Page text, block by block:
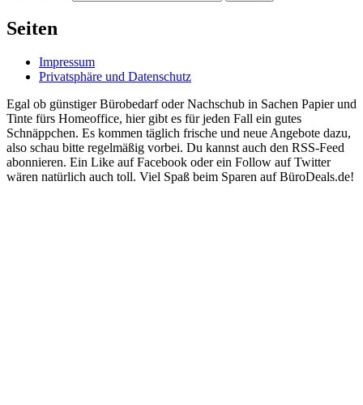
Seiten
Impressum
Privatsphäre und Datenschutz
Egal ob günstiger Bürobedarf oder Nachschub in Sachen Papier und
Tinte fürs Homeoffice, hier gibt es für jeden Fall ein gutes
Schnäppchen. Es kommen täglich frische und neue Angebote dazu,
also schau bitte regelmäßig vorbei. Du kannst auch den RSS-Feed
abonnieren. Ein Like auf Facebook oder ein Follow auf Twitter
wären natürlich auch toll. Viel Spaß beim Sparen auf BüroDeals.de!